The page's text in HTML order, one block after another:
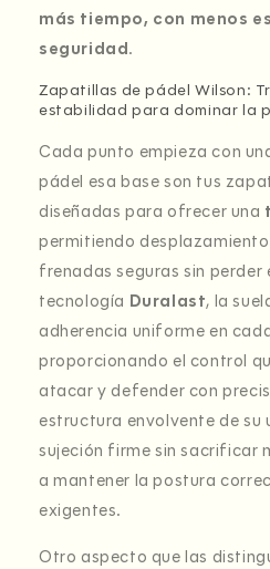
más tiempo, con menos
seguridad.
Zapatillas de pádel Wilson:
estabilidad para dominar la
Cada punto empieza con
pádel esa base son tus
diseñadas para ofrecer una
permitiendo
frenadas seguras sin perder
tecnología Duralast, la
adherencia uniforme en
proporcionando el control
atacar y defender con
estructura envolvente de su
sujeción firme sin sacrificar
a mantener la postura
exigentes.
Otro aspecto que las